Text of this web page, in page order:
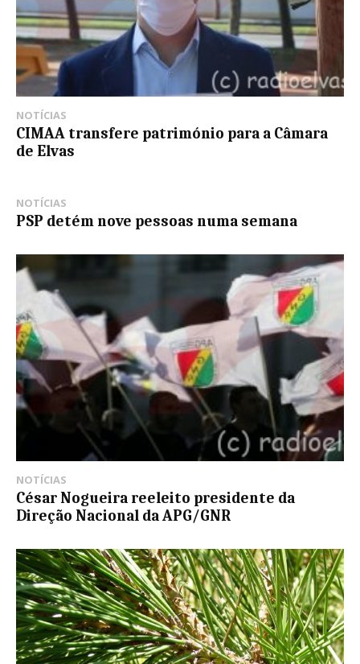
NOTÍCIAS
CIMAA transfere património para a Câmara
de Elvas
NOTÍCIAS
PSP detém nove pessoas numa semana
NOTÍCIAS
César Nogueira reeleito presidente da
Direção Nacional da APG/GNR